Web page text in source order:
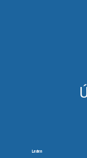
Leden